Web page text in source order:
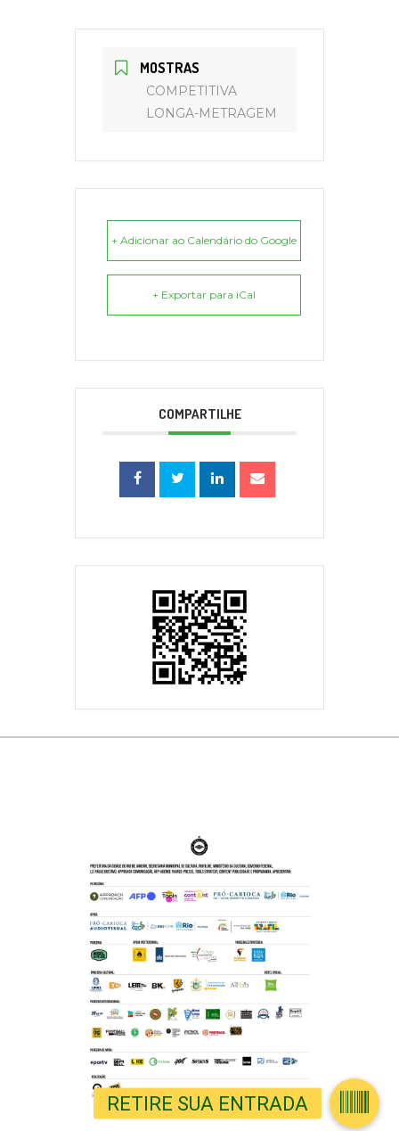
MOSTRAS
COMPETITIVA
LONGA-METRAGEM
+ Adicionar ao Calendário do Google
+ Exportar para iCal
COMPARTILHE